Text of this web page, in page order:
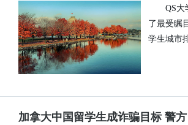
QS大
了最受瞩
学生城市
加拿大中国留学生成诈骗目标 警方